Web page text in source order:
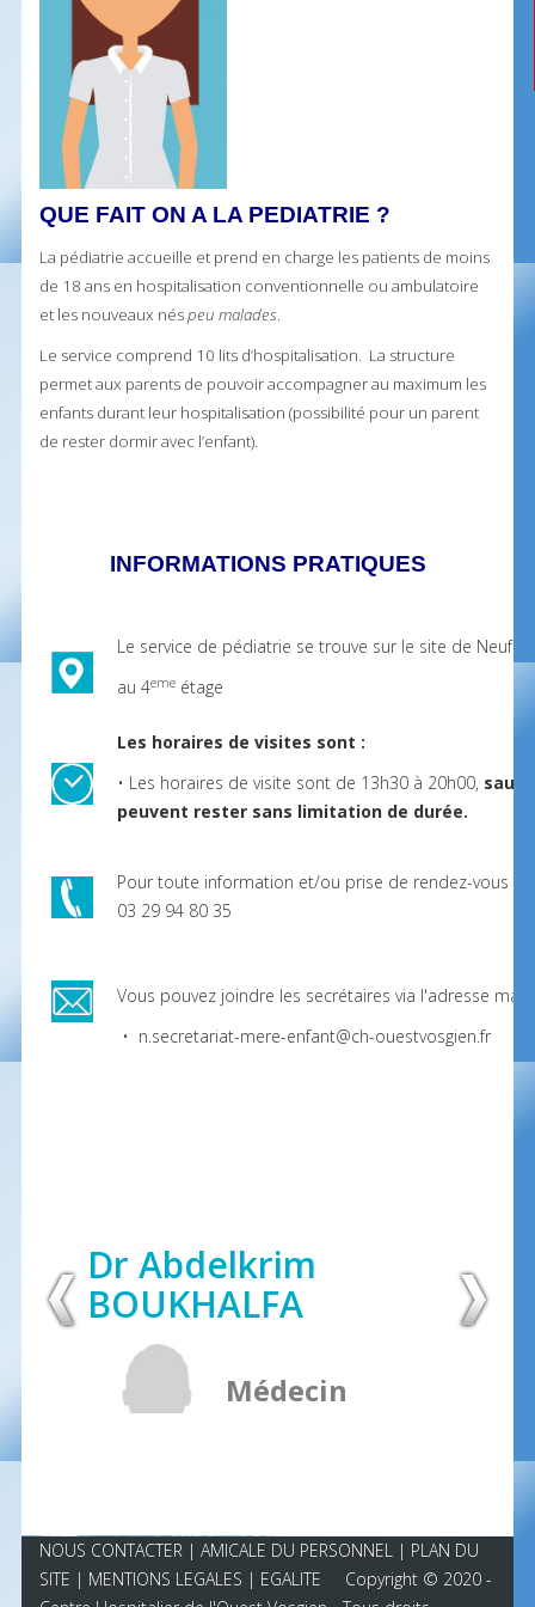
QUE FAIT ON A LA PEDIATRIE ?
La pédiatrie accueille et prend en charge les patients de moins
de 18 ans en hospitalisation conventionnelle ou ambulatoire
et les nouveaux néspeu malades.
Le service comprend 10 lits d’hospitalisation. La structure
permet aux parents de pouvoir accompagner au maximum les
enfants durant leur hospitalisation (possibilité pour un parent
de rester dormir avec l’enfant).
INFORMATIONS PRATIQUES
Le service de pédiatrie se trouve sur le site de
au 4emeétage
Les horaires de visites sont :
• Les horaires de visite sont de 13h30 à 20h00, sauf
peuvent rester sans limitation de durée.
Pour toute information et/ou prise de rendez-vous :
03 29 94 80 35
Vous pouvez joindre les secrétaires via l'adresse mail
• n.secretariat-mere-enfant@ch-ouestvosgien.fr
Dr Abdelkrim
BOUKHALFA
Médecin
NOUS CONTACTER| AMICALE DU PERSONNEL | PLAN DU
SITE | MENTIONS LEGALES | EGALITE Copyright © 2020 -